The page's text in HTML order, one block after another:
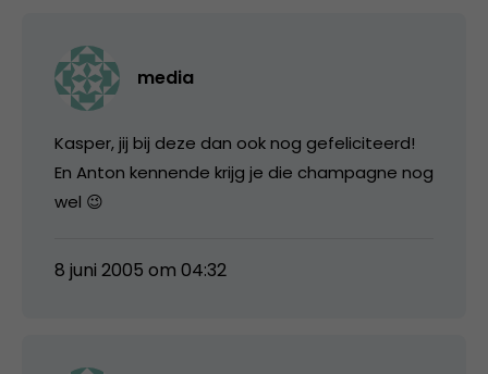
media
Kasper, jij bij deze dan ook nog gefeliciteerd!
En Anton kennende krijg je die champagne nog
wel 😉
8 juni 2005 om 04:32